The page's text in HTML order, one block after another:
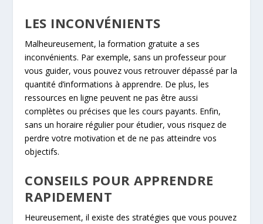
LES INCONVÉNIENTS
Malheureusement, la formation gratuite a ses
inconvénients. Par exemple, sans un professeur pour
vous guider, vous pouvez vous retrouver dépassé par la
quantité d’informations à apprendre. De plus, les
ressources en ligne peuvent ne pas être aussi
complètes ou précises que les cours payants. Enfin,
sans un horaire régulier pour étudier, vous risquez de
perdre votre motivation et de ne pas atteindre vos
objectifs.
CONSEILS POUR APPRENDRE
RAPIDEMENT
Heureusement, il existe des stratégies que vous pouvez